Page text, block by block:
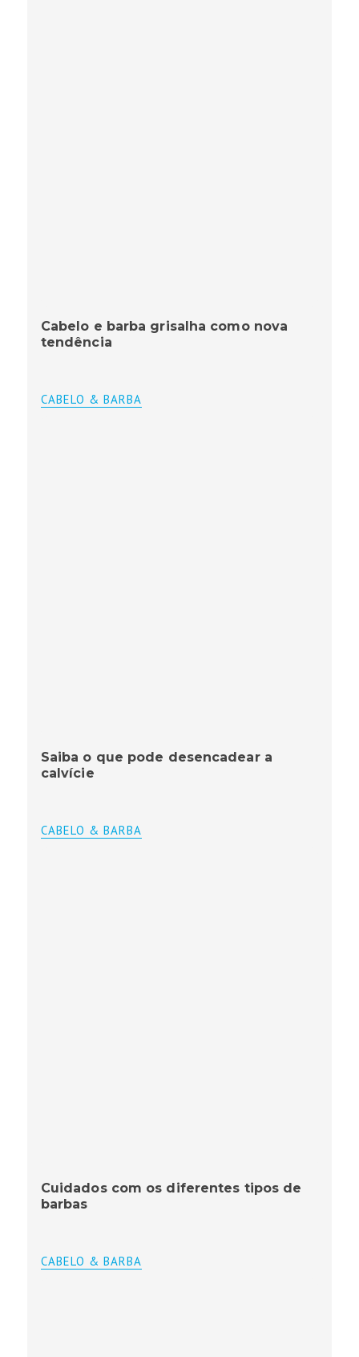
Cabelo e barba grisalha como nova
tendência
CABELO & BARBA
Saiba o que pode desencadear a
calvície
CABELO & BARBA
Cuidados com os diferentes tipos de
barbas
CABELO & BARBA